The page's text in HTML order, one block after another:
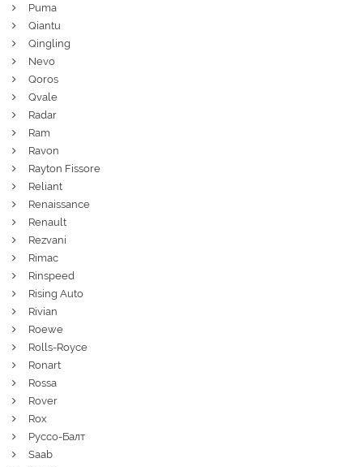
Puma
Qiantu
Qingling
Nevo
Qoros
Qvale
Radar
Ram
Ravon
Rayton Fissore
Reliant
Renaissance
Renault
Rezvani
Rimac
Rinspeed
Rising Auto
Rivian
Roewe
Rolls-Royce
Ronart
Rossa
Rover
Rox
Руссо-Балт
Saab